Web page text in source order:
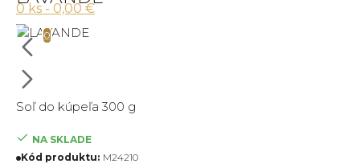
0 ks - 0,00 €
0
Soľ do kúpeľa 300 g
NA SKLADE
Kód produktu: M24210